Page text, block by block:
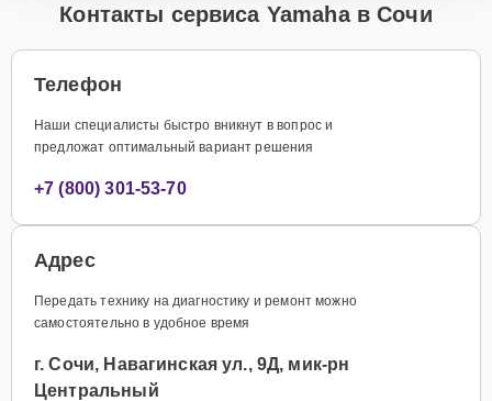
Контакты сервиса Yamaha в Сочи
Телефон
Наши специалисты быстро вникнут в вопрос и
предложат оптимальный вариант решения
+7 (800) 301-53-70
Адрес
Передать технику на диагностику и ремонт можно
самостоятельно в удобное время
г. Сочи, Навагинская ул., 9Д, мик-рн
Центральный